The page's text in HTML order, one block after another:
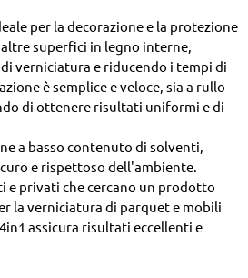
per la decorazione e la protezione
superfici in legno interne,
verniciatura e riducendo i tempi di
è semplice e veloce, sia a rullo
di ottenere risultati uniformi e di
a basso contenuto di solventi,
e rispettoso dell'ambiente.
e privati che cercano un prodotto
la verniciatura di parquet e mobili
assicura risultati eccellenti e